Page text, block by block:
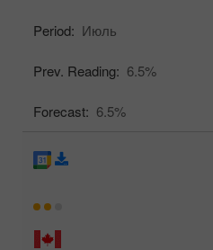
Period: Июль
Prev. Reading: 6.5%
Forecast: 6.5%